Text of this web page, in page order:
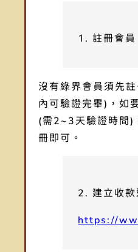
1. 註冊會員
沒有綠界會員須先
內可驗證完畢)，如
(需2~3天驗證時間)
冊即可。
2. 建立收款
https://